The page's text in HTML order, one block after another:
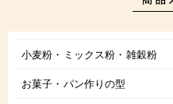
小麦粉・ミックス粉・雑穀粉
お菓子・パン作りの型